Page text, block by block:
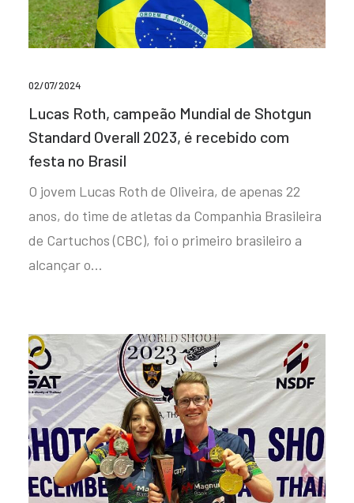
02/07/2024
Lucas Roth, campeão Mundial de Shotgun
Standard Overall 2023, é recebido com
festa no Brasil
O jovem Lucas Roth de Oliveira, de apenas 22
anos, do time de atletas da Companhia Brasileira
de Cartuchos (CBC), foi o primeiro brasileiro a
alcançar o…